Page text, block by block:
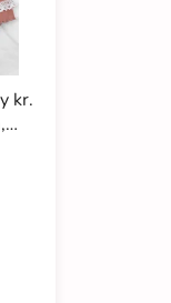
kr.